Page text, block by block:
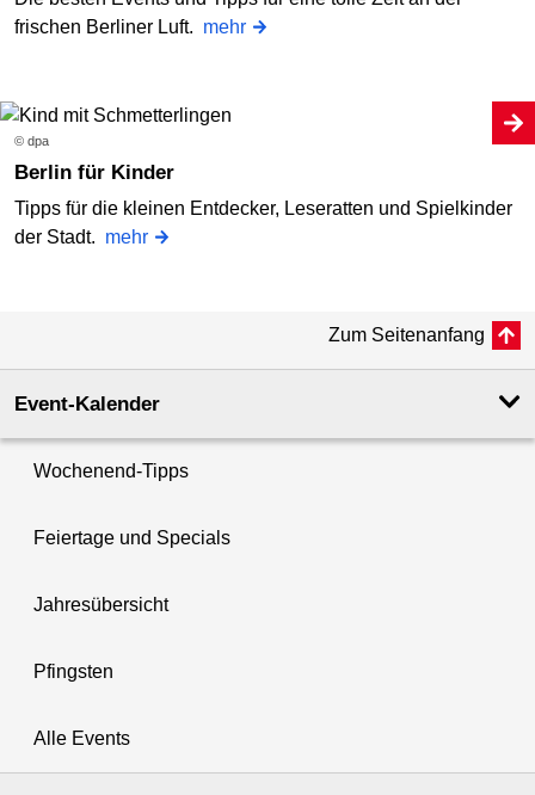
frischen Berliner Luft. mehr
© dpa
Berlin für Kinder
Tipps für die kleinen Entdecker, Leseratten und Spielkinder
der Stadt. mehr
Zum Seitenanfang
Event-Kalender
Wochenend-Tipps
Feiertage und Specials
Jahresübersicht
Pfingsten
Alle Events